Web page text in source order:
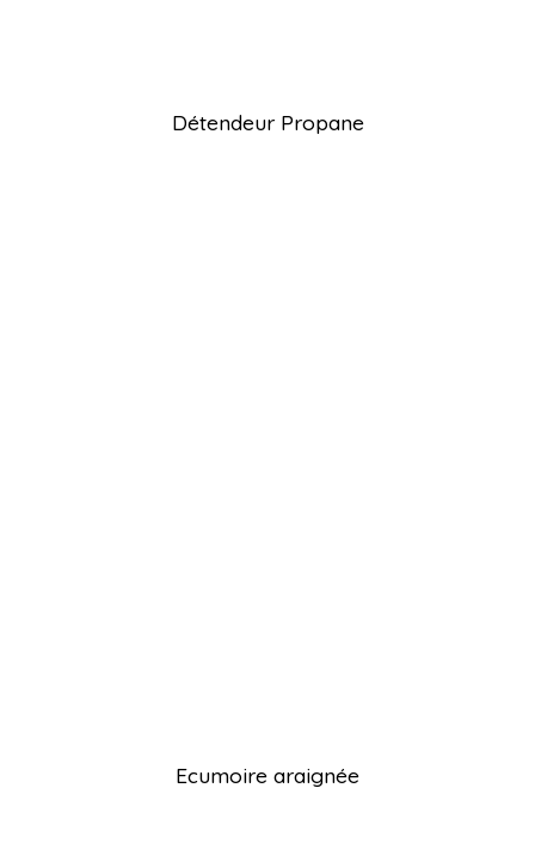
Détendeur Propane
Ecumoire araignée